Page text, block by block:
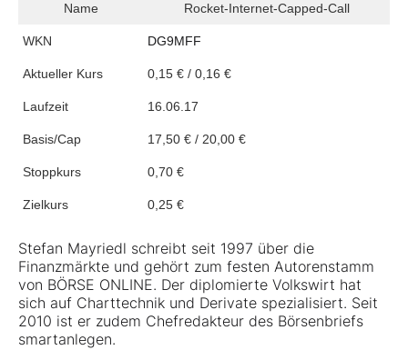
Name Rocket-Internet-Capped-Call
WKN DG9MFF
Aktueller Kurs 0,15 € / 0,16 €
Laufzeit 16.06.17
Basis/Cap 17,50 € / 20,00 €
Stoppkurs 0,70 €
Zielkurs 0,25 €
Stefan Mayriedl schreibt seit 1997 über die
Finanzmärkte und gehört zum festen Autorenstamm
von BÖRSE ONLINE. Der diplomierte Volkswirt hat
sich auf Charttechnik und Derivate spezialisiert. Seit
2010 ist er zudem Chefredakteur des Börsenbriefs
smartanlegen.